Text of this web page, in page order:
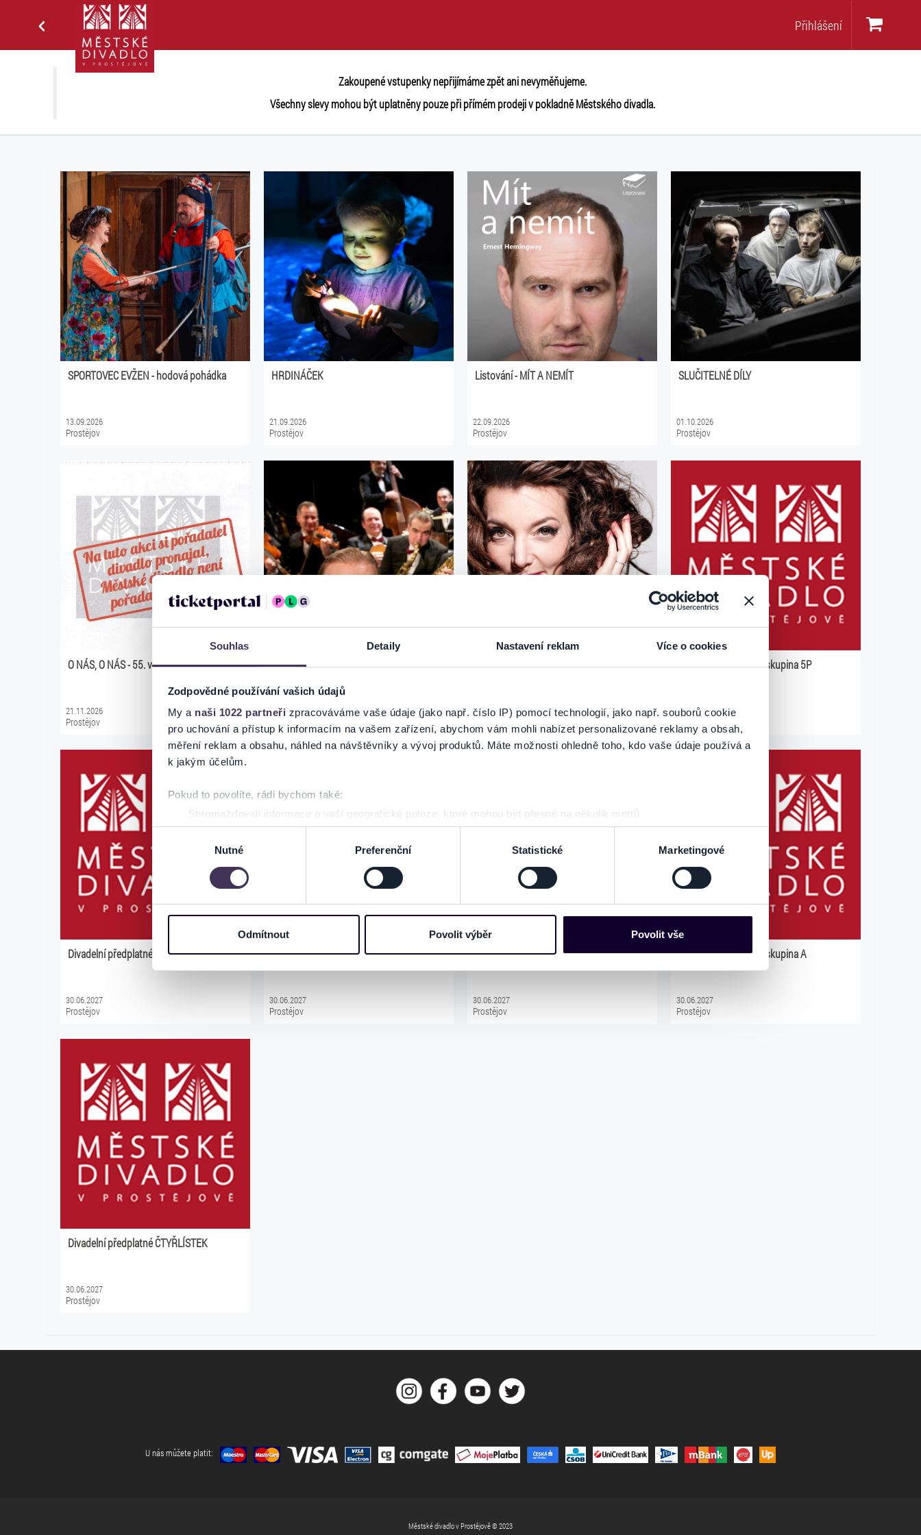
Souhlas Detaily Nastavení reklam Více o cookies
Zodpovědné používání vašich údajů
My a naši 1022 partneři zpracováváme vaše údaje (jako např. číslo IP) pomocí technologií, jako např. souborů cookie
pro uchování a přístup k informacím na vašem zařízení, abychom vám mohli nabízet personalizované reklamy a obsah,
měření reklam a obsahu, náhled na návštěvníky a vývoj produktů. Máte možnosti ohledně toho, kdo vaše údaje používá a
k jakým účelům.
Pokud to povolíte, rádi bychom také:
Shromažďovali informace o vaší geografické poloze, které mohou být přesné na několik metrů
Identifikovali vaše zařízení pomocí aktivního skenování pro konkrétní charakteristiky (otisk prstu)
Zjistěte více o tom, jak zpracováváme vaše osobní údaje, a nastavte si předvolby v
části s podrobnostmi. Svůj souhlas
můžete kdykoliv změnit nebo odvolat v části Prohlášení o souborech cookie.
informace o vašem zařízení nebo vaší aktivitě na našich webových stránkách. Tyto informace mohou představovat
osobní údaje. Získané informace používáme např. k analýze návštěvnosti webu nebo k personalizaci obsahu a reklam.
můžete kdykoliv změnit v zápatí stránky v záložce „Cookies a jejich nastavení“.
souhlasu
Nutné Preferenční Statistické Marketingové
Odmítnout Povolit výběr Povolit vše
Přihlášení
Zakoupené vstupenky nepřijímáme zpět ani nevyměňujeme.
Všechny slevy mohou být uplatněny pouze při přímém prodeji v pokladně Městského divadla.
SPORTOVEC EVŽEN - hodová pohádka
13.09.2026
Prostějov
HRDINÁČEK
21.09.2026
Prostějov
Listování - MÍT A NEMÍT
22.09.2026
Prostějov
SLUČITELNÉ DÍLY
01.10.2026
Prostějov
O NÁS, O NÁS - 55. výročí souboru KLAS
21.11.2026
Prostějov
SWING! SWING! SWING! - O. Havelka a jeho
27.11.2026
Prostějov
DASHA & Pajky Pajk Quintet - Vánoční
14.12.2026
Prostějov
Divadelní předplatné skupina 5P
30.06.2027
Prostějov
Divadelní předplatné skupina 5N
30.06.2027
Prostějov
ABONENTNÍ KONCERTY
30.06.2027
Prostějov
Divadelní předplatné skupina B
30.06.2027
Prostějov
Divadelní předplatné skupina A
30.06.2027
Prostějov
Divadelní předplatné ČTYŘLÍSTEK
30.06.2027
Prostějov
U nás můžete platit:
Městské divadlo v Prostějově © 2023